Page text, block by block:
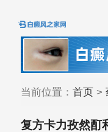
当前位置： 首页>
复方卡力孜然酊